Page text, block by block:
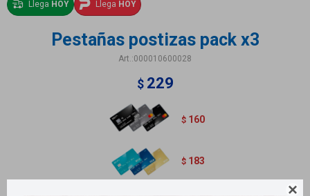

Llega HOY Llega HOY
Pestañas postizas pack x3
000010600028
$ 229
$ 160
$ 183